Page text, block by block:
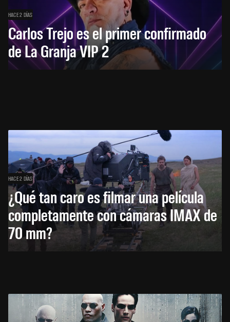
HACE 2 DÍAS
Carlos Trejo es el primer confirmado
de La Granja VIP 2
HACE 2 DÍAS
¿Qué tan caro es filmar una película
completamente con cámaras IMAX de
70 mm?